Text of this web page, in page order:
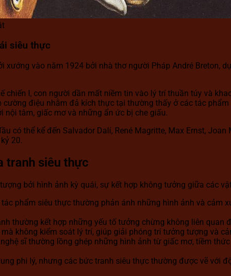
siêu thực
xướng vào năm 1924 bởi nhà thơ người Pháp André Breton,
chiến I, con người dần mất niềm tin vào lý trí thuần túy và
cường điệu nhằm đả kích thực tại thường thấy ở các tác phẩm
nội tâm, giấc mơ và những ẩn ức bị che giấu.
có thể kể đến Salvador Dalí, René Magritte, Max Ernst,
20.
tranh siêu thực
bởi hình ảnh kỳ quái, sự kết hợp không tưởng giữa các
tác phẩm siêu thực thường phản ánh những hình ảnh và cảm
thường kết hợp những yếu tố tưởng chừng không liên
không kiểm soát lý trí, giúp giải phóng trí tưởng tượng và
nghệ sĩ thường lồng ghép những hình ảnh từ giấc mơ, tiềm
phi lý, nhưng các bức tranh siêu thực thường được vẽ với